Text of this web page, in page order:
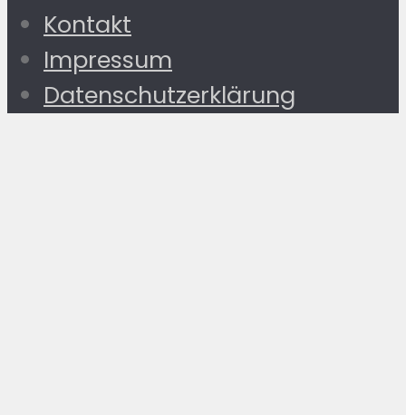
Kontakt
Impressum
Datenschutzerklärung